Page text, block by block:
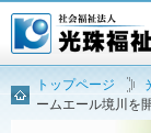
トップペ
トップページ
ームエール境川を